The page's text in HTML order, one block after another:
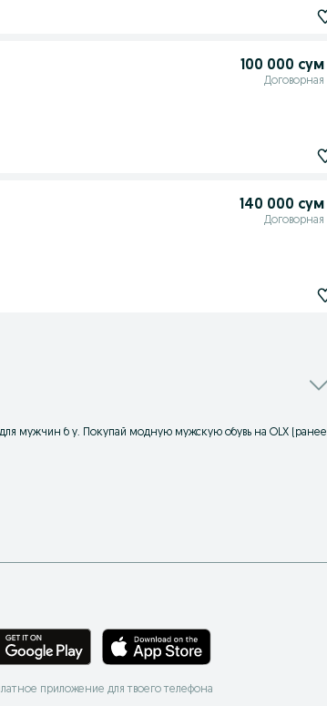
100 000 сум
Договорная
140 000 сум
Договорная
мужчин б у. Покупай модную мужскую обувь на OLX (ранее
приложение для твоего телефона